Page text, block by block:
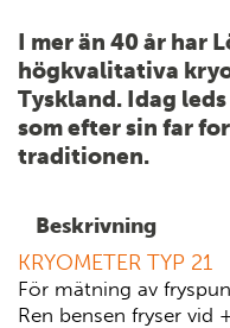
I mer än 40 år har
högkvalitativa
Tyskland. Idag
som efter sin far
traditionen.
Beskrivning
KRYOMETER TYP 21
För mätning av
Ren bensen fryser vid